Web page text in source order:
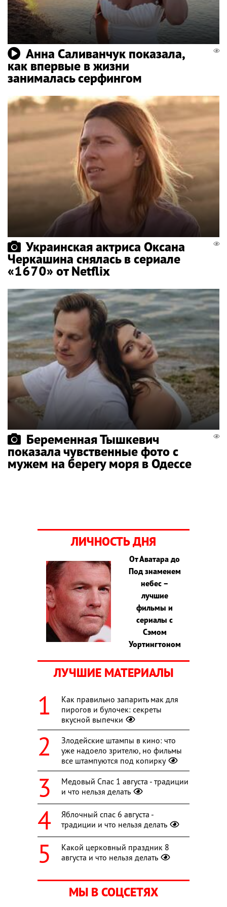
Анна Саливанчук показала,
как впервые в жизни
занималась серфингом
Украинская актриса Оксана
Черкашина снялась в сериале
«1670» от Netflix
Беременная Тышкевич
показала чувственные фото с
мужем на берегу моря в Одессе
ЛИЧНОСТЬ ДНЯ
От Аватара до
Под знаменем
небес –
лучшие
фильмы и
сериалы с
Сэмом
Уортингтоном
ЛУЧШИЕ МАТЕРИАЛЫ
Как правильно запарить мак для
пирогов и булочек: секреты
вкусной выпечки
Злодейские штампы в кино: что
уже надоело зрителю, но фильмы
все штампуются под копирку
Медовый Спас 1 августа - традиции
и что нельзя делать
Яблочный спас 6 августа -
традиции и что нельзя делать
Какой церковный праздник 8
августа и что нельзя делать
МЫ В СОЦСЕТЯХ